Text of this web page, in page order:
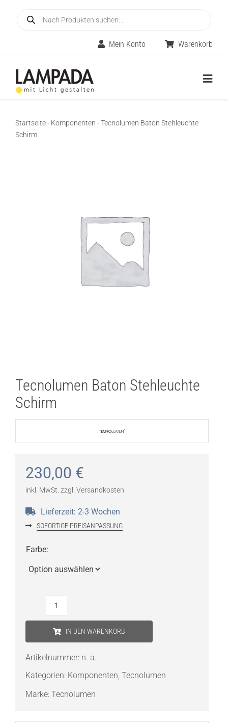
search
Mein Konto Warenkorb
Lichtplanung
Referenzen
Startseite- Komponenten -Tecnolumen Baton Stehleuchte
Schirm
Tecnolumen Baton Stehleuchte
Schirm
230,00 €
inkl. MwSt. zzgl. Versandkosten
Lieferzeit: 2-3 Wochen
SOFORTIGE PREISANPASSUNG
Farbe:
IN DEN WARENKORB
Artikelnummer: n. a.
Kategorien: Komponenten, Tecnolumen
Marke: Tecnolumen